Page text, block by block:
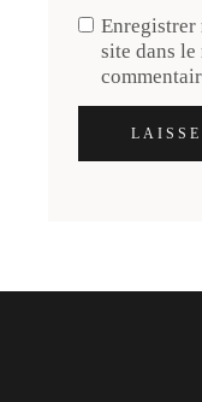
Enregistrer
site dans